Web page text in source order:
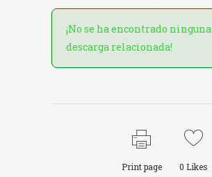
¡No se ha encontrado ninguna
descarga relacionada!
Print page 0 Likes